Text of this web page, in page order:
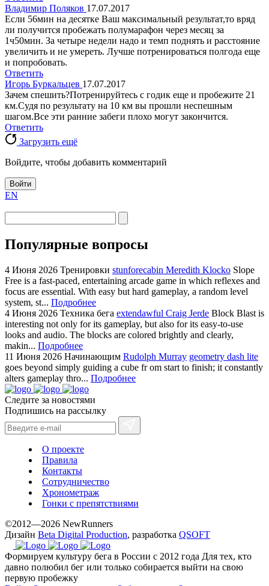
Владимир Поляков 17.07.2017
Если 56мин на десятке Ваш максимальный результат,то вряд
ли получится пробежать полумарафон через месяц за
1ч50мин. За четыре недели надо и темп поднять и расстояние
увеличить и не умереть. Лучше потренироваться полгода еще
и попробовать.
Ответить
Игорь Буркальцев 17.07.2017
Зачем спешить?Потренируйтесь с годик еще и пробежите 21
км.Судя по результату на 10 км вы прошли неспешным
шагом.Все эти ранние забеги плохо могут закончится.
Ответить
Загрузить ещё
Войдите, чтобы добавить комментарий
Войти
EN
Популярные вопросы
4 Июня 2026 Тренировки stunforecabin Meredith Klocko Slope
Free is a fast-paced, entertaining arcade game in which reflexes and
focus are essential. With easy but hard gameplay, a random level
system, st... Подробнее
4 Июня 2026 Техника бега extendawful Craig Jerde Block Blast is
interesting not only for its gameplay, but also for its easy-to-use
looks and audio. The blocks are colored brightly and clearly,
makin... Подробнее
11 Июня 2026 Начинающим Rudolph Murray geometry dash lite
goes beyond simply guiding a cube fr om start to finish; it constantly
alters gameplay thro... Подробнее
Следите за новостями
Подпишись на рассылку
О проекте
Правила
Контакты
Сотрудничество
Хронометраж
Гонки с препятствиями
©2012—2026 NewRunners
Дизайн Beta Digital Production, разработка QSOFT
Формируем культуру бега в России с 2012 года Для тех, кто
давно полюбил бег или только собирается выйти на свою
первую пробежку